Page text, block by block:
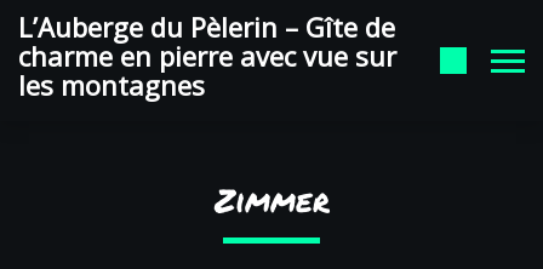
auberge du pelerin Google
L’Auberge du Pèlerin – Gîte de
charme en pierre avec vue sur
les montagnes
Zimmer